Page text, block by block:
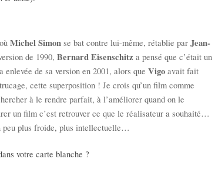
Michel Simon se bat contre lui-même, rétablie par Jean-
de 1990, Bernard Eisenschitz a pensé que c’était un
de sa version en 2001, alors que Vigo avait fait
cette superposition ! Je crois qu’un film comme
à le rendre parfait, à l’améliorer quand on le
un film c’est retrouver ce que le réalisateur a souhaité…
peu plus froide, plus intellectuelle…
votre carte blanche ?